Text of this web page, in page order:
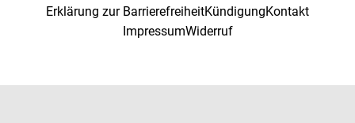
Erklärung zur BarrierefreiheitKündigungKontakt
ImpressumWiderruf